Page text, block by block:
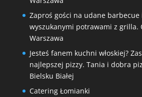
Zaproś gości na udane barbecue
wyszukanymi potrawami z grilla.
Warszawa
Jesteś fanem kuchni włoskiej?
najlepszej pizzy. Tania i dobra
Bielsku Białej
Catering Łomianki